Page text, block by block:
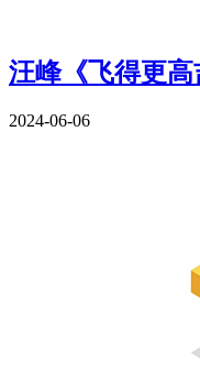
汪峰《飞得更
2024-06-06